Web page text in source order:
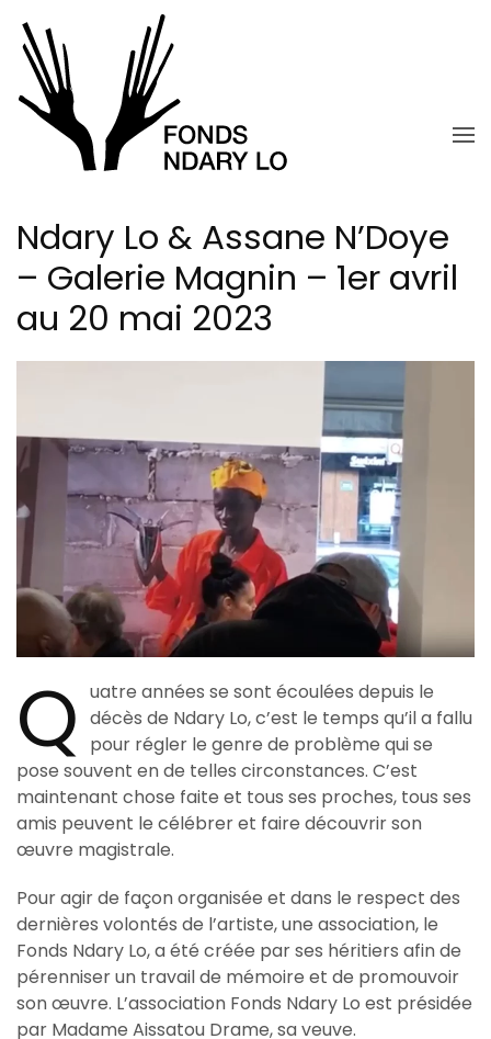
Skip to main content
Ndary Lo & Assane N’Doye
– Galerie Magnin – 1er avril
au 20 mai 2023
Q uatre années se sont écoulées depuis le
décès de Ndary Lo, c’est le temps qu’il a fallu
pour régler le genre de problème qui se
pose souvent en de telles circonstances. C’est
maintenant chose faite et tous ses proches, tous ses
amis peuvent le célébrer et faire découvrir son
œuvre magistrale.
Pour agir de façon organisée et dans le respect des
dernières volontés de l’artiste, une association, le
Fonds Ndary Lo, a été créée par ses héritiers afin de
pérenniser un travail de mémoire et de promouvoir
son œuvre. L’association Fonds Ndary Lo est présidée
par Madame Aissatou Drame, sa veuve.